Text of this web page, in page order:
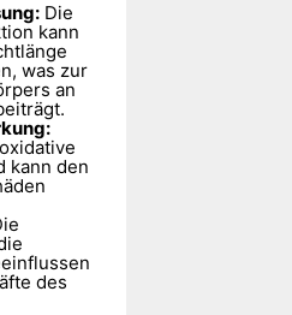
Die
kann
was zur
an
kann den
des